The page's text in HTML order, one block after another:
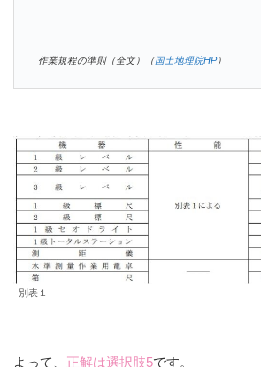
作業規程の準則（全文）（国土地理院HP）
別表１
よって、 正解は選択肢5です。